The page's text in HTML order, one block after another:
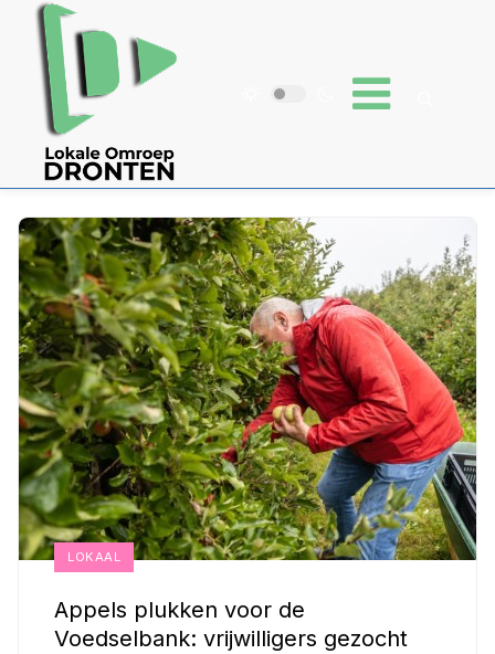
LOKAAL
Appels plukken voor de
Voedselbank: vrijwilligers gezocht